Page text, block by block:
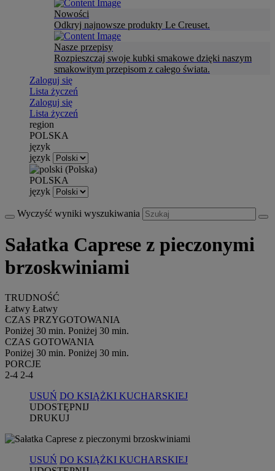
Nowości
Odkryj najnowsze produkty Le Creuset.
Nasze przepisy
Rozpieszczaj swoje kubki smakowe dzięki naszym
smakowitym przepisom z całego świata.
Zaloguj się
Lista życzeń
Zaloguj się
Lista życzeń
region
POLSKA
język
język
POLSKA
język
Wyczyść wyniki wyszukiwania
Sałatka Caprese z pieczonymi
brzoskwiniami
TRUDNOŚĆ
Łatwy Łatwy
CZAS PRZYGOTOWANIA
Poniżej 30 min. Poniżej 30 min.
CZAS GOTOWANIA
Poniżej 30 min. Poniżej 30 min.
PORCJE
2-4 2-4
USUŃ DO KSIĄŻKI KUCHARSKIEJ
UDOSTĘPNIJ
DRUKUJ
USUŃ DO KSIĄŻKI KUCHARSKIEJ